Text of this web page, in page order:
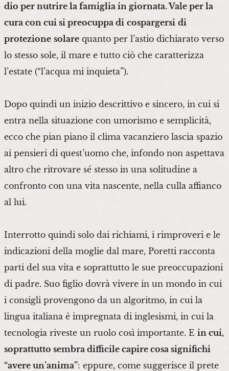
dio per nutrire la famiglia in giornata. Vale per la
cura con cui si preocuppa di cospargersi di
protezione solare quanto per l’astio dichiarato verso
lo stesso sole, il mare e tutto ciò che caratterizza
l’estate (“l’acqua mi inquieta”).
Dopo quindi un inizio descrittivo e sincero, in cui si
entra nella situazione con umorismo e semplicità,
ecco che pian piano il clima vacanziero lascia spazio
ai pensieri di quest’uomo che, infondo non aspettava
altro che ritrovare sé stesso in una solitudine a
confronto con una vita nascente, nella culla affianco
al lui.
Interrotto quindi solo dai richiami, i rimproveri e le
indicazioni della moglie dal mare, Poretti racconta
parti del sua vita e soprattutto le sue preoccupazioni
di padre. Suo figlio dovrà vivere in un mondo in cui
i consigli provengono da un algoritmo, in cui la
lingua italiana è impregnata di inglesismi, in cui la
tecnologia riveste un ruolo così importante. E in cui,
soprattutto sembra difficile capire cosa significhi
“avere un’anima”: eppure, come suggerisce il prete